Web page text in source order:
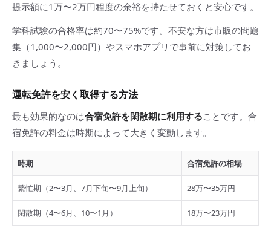
提示額に1万〜2万円程度の余裕を持たせておくと安心です。
学科試験の合格率は約70〜75%です。不安な方は市販の問題
集（1,000〜2,000円）やスマホアプリで事前に対策してお
きましょう。
運転免許を安く取得する方法
最も効果的なのは合宿免許を閑散期に利用することです。合
宿免許の料金は時期によって大きく変動します。
時期 合宿免許の相場
繁忙期（2〜3月、7月下旬〜9月上旬） 28万〜35万円
閑散期（4〜6月、10〜1月） 18万〜23万円